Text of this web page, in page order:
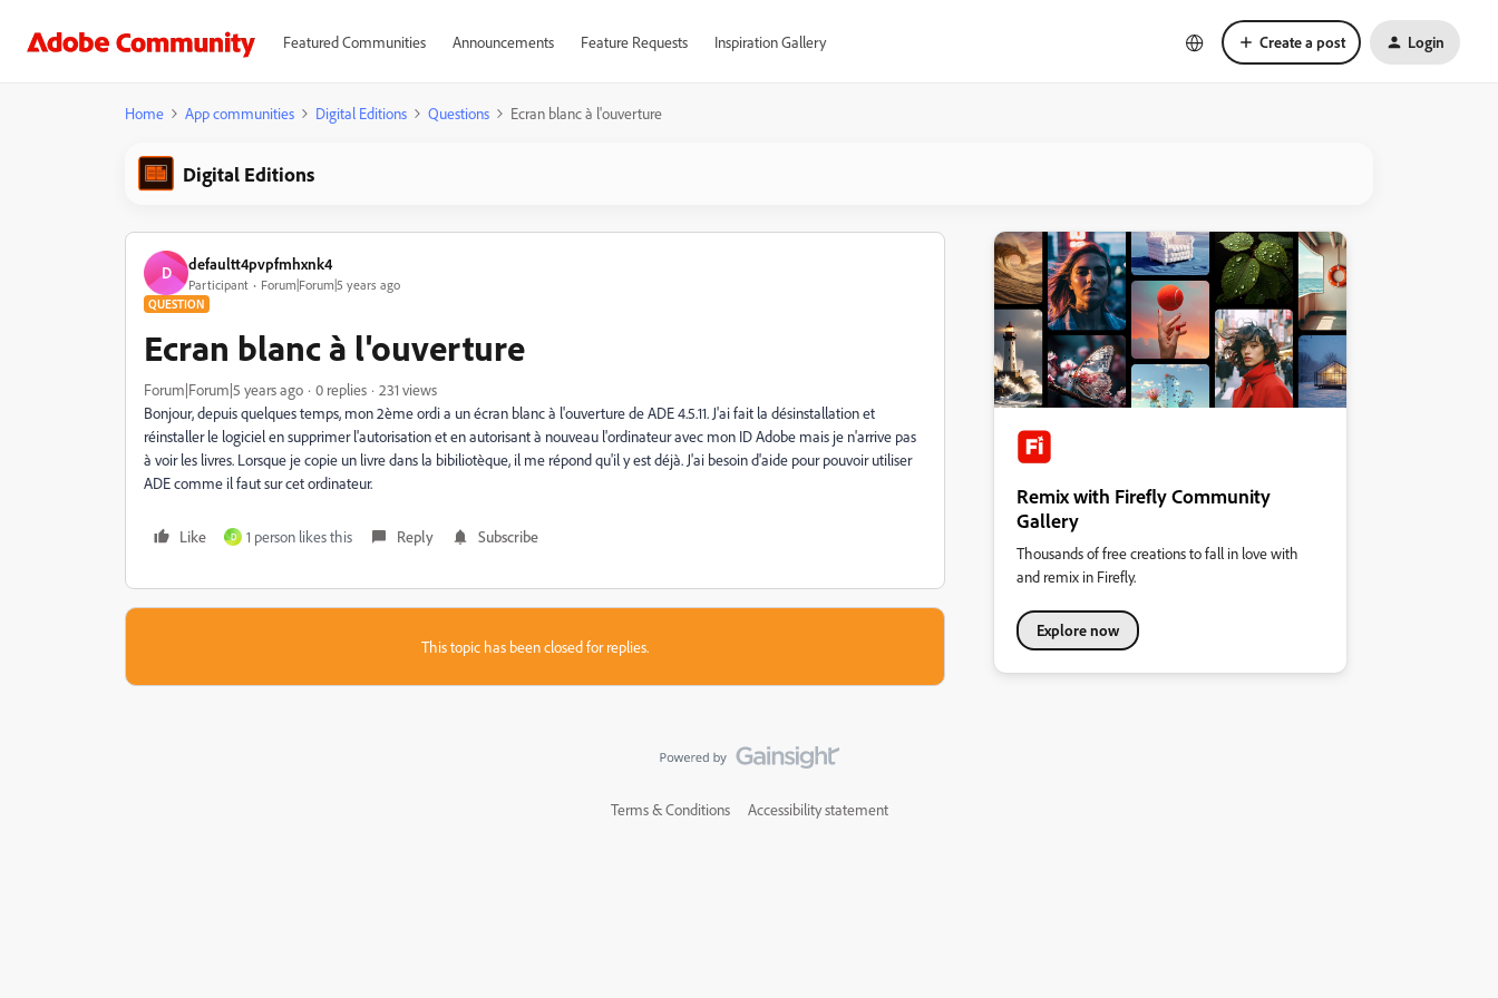
Featured Communities Announcements Feature Requests Inspiration Gallery Create a post Login
Home App communities Digital Editions Questions Ecran blanc à l'ouverture
Digital Editions
D defaultt4pvpfmhxnk4
Participant Forum|Forum|5 years ago
QUESTION
Ecran blanc à l'ouverture
Forum|Forum|5 years ago 0 replies
231 views
Bonjour, depuis quelques temps, mon 2ème ordi a un écran blanc à l'ouverture de ADE 4.5.11. J'ai fait la désinstallation et
réinstaller le logiciel en supprimer l'autorisation et en autorisant à nouveau l'ordinateur avec mon ID Adobe mais je n'arrive pas
à voir les livres. Lorsque je copie un livre dans la bibiliotèque, il me répond qu'il y est déjà. J'ai besoin d'aide pour pouvoir utiliser
ADE comme il faut sur cet ordinateur.
Like D 1 person likes this Reply Subscribe
This topic has been closed for replies.
Remix with Firefly Community
Gallery
Thousands of free creations to fall in love with
and remix in Firefly.
Explore now
Terms & Conditions Accessibility statement